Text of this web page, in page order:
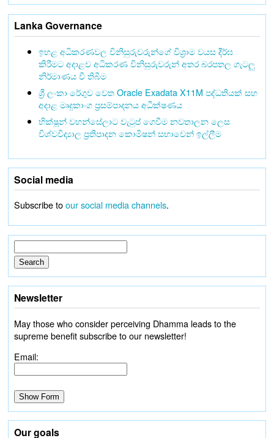
Lanka Governance
ඉහළ අධිකරණවල විනිසුරුවරුන්ගේ විශ්‍රාම වයස දීර්ඝ
කිරීමට අදාළව අධිකරණ විනිසුරුවරුන් අතර බරපතල ගැටලු
නිර්මාණය වී තිබීම
ශ්‍රී ලංකා රේගුව වෙත Oracle Exadata X11M පද්ධතියක් සහ
අදාළ මෘදුකාංග ප්‍රසම්පාදනය අධීක්ෂණය
භික්ෂූන් වහන්සේලාට වැටුප් ගෙවීම නවතාලන ලෙස
විශ්වවිද්‍යාල ප්‍රතිපාදන කොමිෂන් සභාවෙන් ඉල්ලීම
Social media
Subscribe toour social media channels.
Newsletter
May those who consider perceiving Dhamma leads to the
supreme benefit subscribe to our newsletter!
Email:
Our goals